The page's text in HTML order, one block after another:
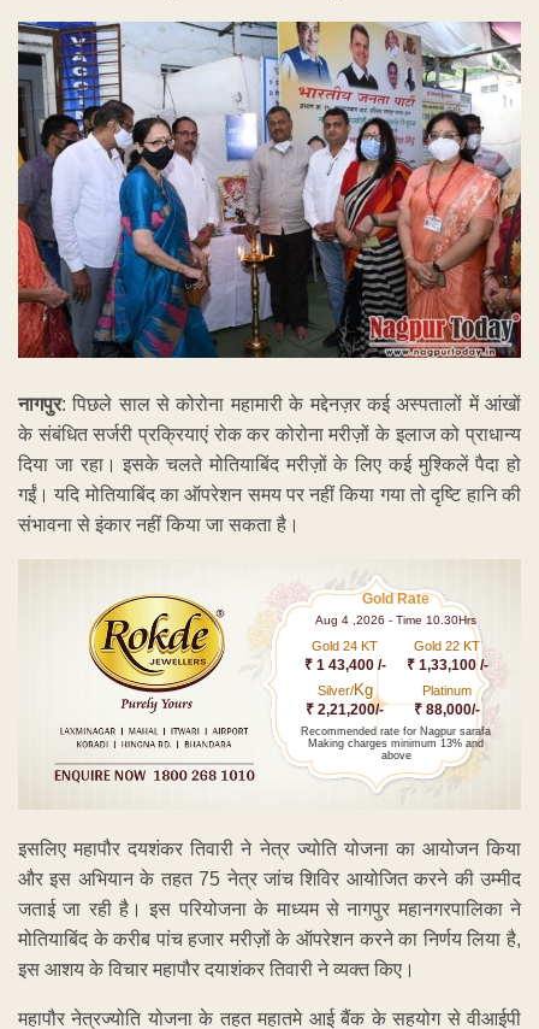
नागपुर: पिछले साल से कोरोना महामारी के मद्देनज़र कई अस्पतालों में आंखों
के संबंधित सर्जरी प्रक्रियाएं रोक कर कोरोना मरीज़ों के इलाज को प्राधान्य
दिया जा रहा। इसके चलते मोतियाबिंद मरीज़ों के लिए कई मुश्किलें पैदा हो
गईं। यदि मोतियाबिंद का ऑपरेशन समय पर नहीं किया गया तो दृष्टि हानि की
संभावना से इंकार नहीं किया जा सकता है।
Gold Rate
Aug 4 ,2026 - Time 10.30Hrs
Gold 24 KT
₹ 1 43,400 /-
Gold 22 KT
₹ 1,33,100 /-
Silver/Kg
₹ 2,21,200/-
Platinum
₹ 88,000/-
Recommended rate for Nagpur sarafa
Making charges minimum 13% and
above
इसलिए महापौर दयशंकर तिवारी ने नेत्र ज्योति योजना का आयोजन किया
और इस अभियान के तहत 75 नेत्र जांच शिविर आयोजित करने की उम्मीद
जताई जा रही है। इस परियोजना के माध्यम से नागपुर महानगरपालिका ने
मोतियाबिंद के करीब पांच हजार मरीज़ों के ऑपरेशन करने का निर्णय लिया है,
इस आशय के विचार महापौर दयाशंकर तिवारी ने व्यक्त किए।
महापौर नेत्रज्योति योजना के तहत महातमे आई बैंक के सहयोग से वीआईपी